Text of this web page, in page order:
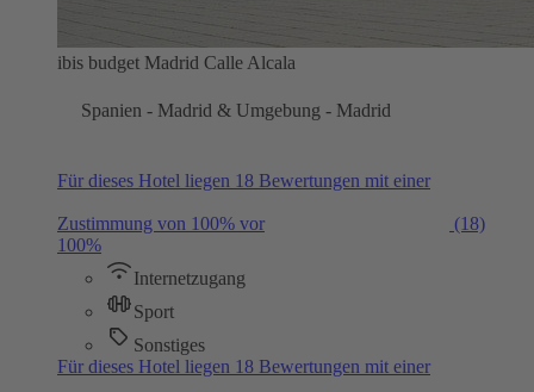
ibis budget Madrid Calle Alcala
Spanien - Madrid & Umgebung - Madrid
Für dieses Hotel liegen 18 Bewertungen mit einer
Zustimmung von 100% vor
(18)
100%
Internetzugang
Sport
Sonstiges
Für dieses Hotel liegen 18 Bewertungen mit einer